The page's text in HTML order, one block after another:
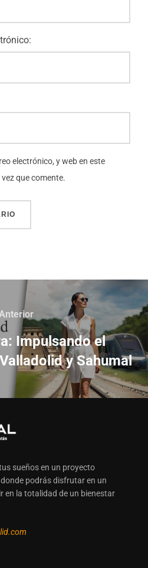
electrónico, y web en este
que comente.
Impulsando el
y Sahumal
sueños en un proyecto
podrás disfrutar en un
en la totalidad de un bienestar